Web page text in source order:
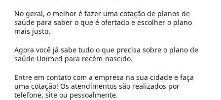
No geral, o melhor é fazer uma cotação de planos de
saúde para saber o que é ofertado e escolher o plano
mais justo.
Agora você já sabe tudo o que precisa sobre o plano de
saúde Unimed para recém-nascido.
Entre em contato com a empresa na sua cidade e faça
uma cotação! Os atendimentos são realizados por
telefone, site ou pessoalmente.